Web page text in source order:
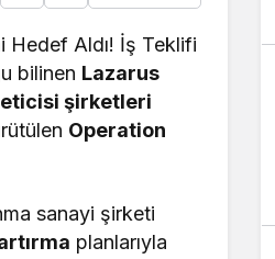
Hedef Aldı! İş Teklifi
bilinen Lazarus
şirketleri
Operation
sanayi şirketi
planlarıyla